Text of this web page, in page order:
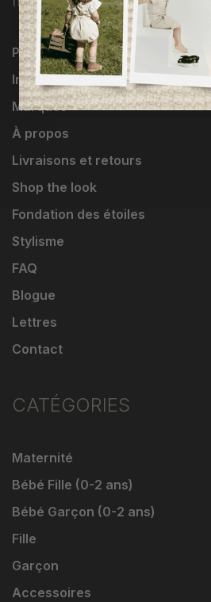
Programme Loyauté
Influenceuses
Marques
À propos
Livraisons et retours
Shop the look
Fondation des étoiles
Stylisme
FAQ
Blogue
Lettres
Contact
CATÉGORIES
Maternité
Bébé Fille (0-2 ans)
Bébé Garçon (0-2 ans)
Fille
Garçon
Accessoires